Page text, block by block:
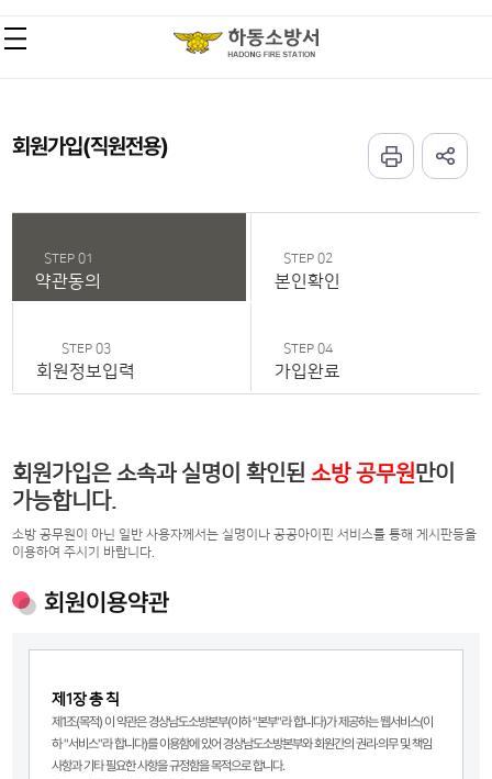
회원가입(직원전용)
STEP 01
약관동의
STEP 02
본인확인
STEP 03
회원정보입력
STEP 04
가입완료
회원가입은 소속과 실명이 확인된소방 공무원만이
가능합니다.
소방 공무원이 아닌 일반 사용자께서는 실명이나 공공아이핀 서비스를 통해 게시판등을
이용하여 주시기 바랍니다.
회원이용약관
제1장 총 칙
제1조(목적) 이 약관은 경상남도소방본부(이하 "본부"라 합니다)가 제공하는 웹서비스(이
하 "서비스"라 합니다)를 이용함에 있어 경상남도소방본부와 회원간의 권리·의무 및 책임
사항과 기타 필요한 사항을 규정함을 목적으로 합니다.